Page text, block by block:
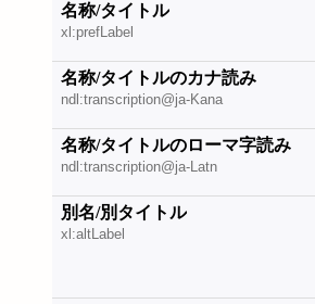
名称/タイトル
xl:prefLabel
名称/タイトルのカナ読み
ndl:transcription@ja-Kana
名称/タイトルのローマ字読み
ndl:transcription@ja-Latn
別名/別タイトル
xl:altLabel